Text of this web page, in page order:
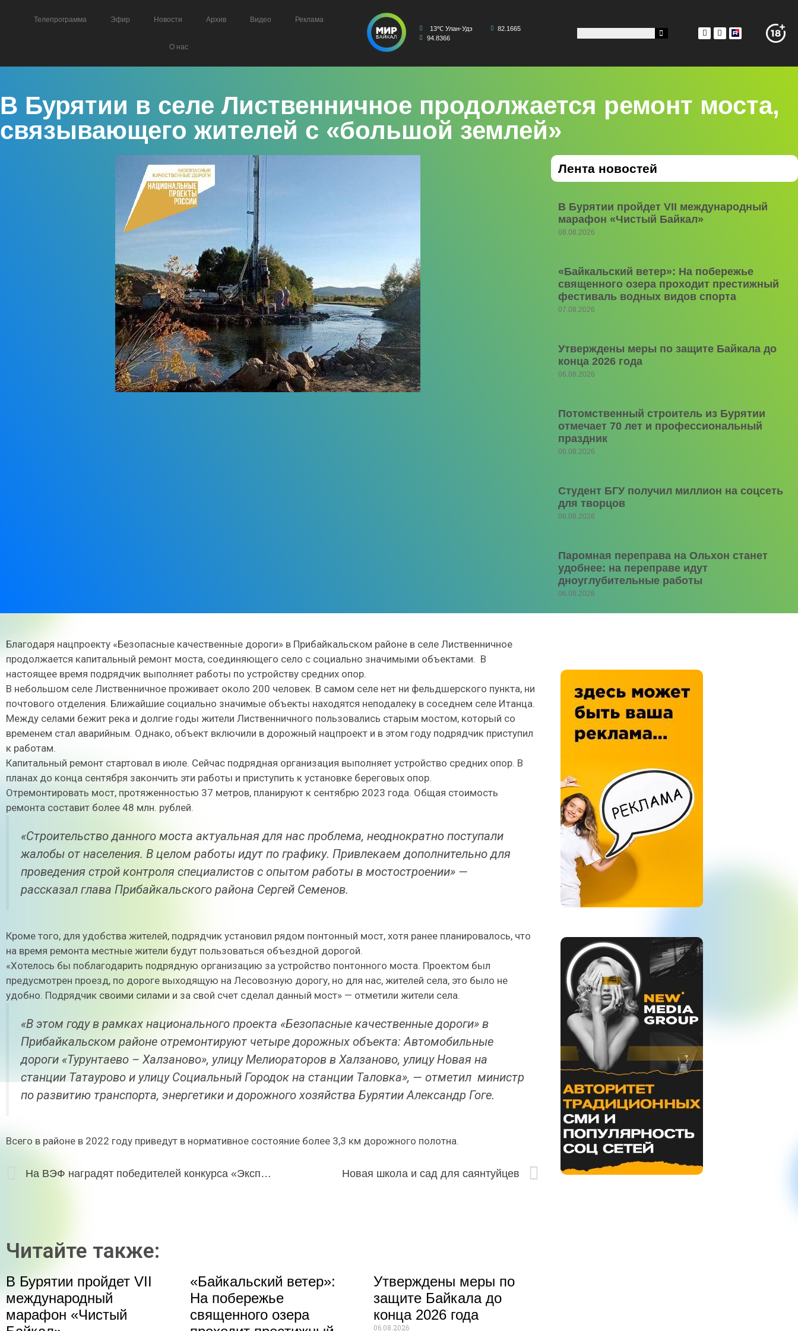
Телепрограмма Эфир Новости Архив Видео Реклама
О нас
13℃ Улан-Удэ
82.1665
94.8366
В Бурятии в селе Лиственничное продолжается ремонт моста,
связывающего жителей с «большой землей»
Лента новостей
В Бурятии пройдет VII международный
марафон «Чистый Байкал»
08.08.2026
«Байкальский ветер»: На побережье
священного озера проходит престижный
фестиваль водных видов спорта
07.08.2026
Утверждены меры по защите Байкала до
конца 2026 года
06.08.2026
Потомственный строитель из Бурятии
отмечает 70 лет и профессиональный
праздник
06.08.2026
Студент БГУ получил миллион на соцсеть
для творцов
06.08.2026
Паромная переправа на Ольхон станет
удобнее: на переправе идут
дноуглубительные работы
06.08.2026
Благодаря нацпроекту «Безопасные качественные дороги» в Прибайкальском районе в селе Лиственничное
продолжается капитальный ремонт моста, соединяющего село с социально значимыми объектами. В
настоящее время подрядчик выполняет работы по устройству средних опор.
В небольшом селе Лиственничное проживает около 200 человек. В самом селе нет ни фельдшерского пункта, ни
почтового отделения. Ближайшие социально значимые объекты находятся неподалеку в соседнем селе Итанца.
Между селами бежит река и долгие годы жители Лиственничного пользовались старым мостом, который со
временем стал аварийным. Однако, объект включили в дорожный нацпроект и в этом году подрядчик приступил
к работам.
Капитальный ремонт стартовал в июле. Сейчас подрядная организация выполняет устройство средних опор. В
планах до конца сентября закончить эти работы и приступить к установке береговых опор.
Отремонтировать мост, протяженностью 37 метров, планируют к сентябрю 2023 года. Общая стоимость
ремонта составит более 48 млн. рублей.
«Строительство данного моста актуальная для нас проблема, неоднократно поступали
жалобы от населения. В целом работы идут по графику. Привлекаем дополнительно для
проведения строй контроля специалистов с опытом работы в мостостроении» —
рассказал глава Прибайкальского района Сергей Семенов.
Кроме того, для удобства жителей, подрядчик установил рядом понтонный мост, хотя ранее планировалось, что
на время ремонта местные жители будут пользоваться объездной дорогой.
«Хотелось бы поблагодарить подрядную организацию за устройство понтонного моста. Проектом был
предусмотрен проезд, по дороге выходящую на Лесовозную дорогу, но для нас, жителей села, это было не
удобно. Подрядчик своими силами и за свой счет сделал данный мост» — отметили жители села.
«В этом году в рамках национального проекта «Безопасные качественные дороги» в
Прибайкальском районе отремонтируют четыре дорожных объекта: Автомобильные
дороги «Турунтаево – Халзаново», улицу Мелиораторов в Халзаново, улицу Новая на
станции Татаурово и улицу Социальный Городок на станции Таловка», — отметил министр
по развитию транспорта, энергетики и дорожного хозяйства Бурятии Александр Гоге.
Всего в районе в 2022 году приведут в нормативное состояние более 3,3 км дорожного полотна.
На ВЭФ наградят победителей конкурса «Экспортер года» в ДФО из Бурятии Новая школа и сад для саянтуйцев
Читайте также:
В Бурятии пройдет VII
международный
марафон «Чистый
«Байкальский ветер»:
На побережье
священного озера
Утверждены меры по
защите Байкала до
конца 2026 года
06.08.2026